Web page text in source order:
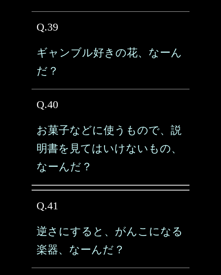
Q.39
ギャンブル好きの花、なーん
だ？
Q.40
お菓子などに使うもので、説
明書を見てはいけないもの、
なーんだ？
Q.41
逆さにすると、がんこになる
楽器、なーんだ？